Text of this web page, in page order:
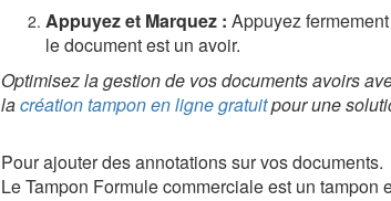
Appuyez et Marquez : Appuyez
le document est un avoir.
Optimisez la gestion de vos documents avoirs
lacréation tampon en ligne gratuitpour une
Pour ajouter des annotations sur vos documents.
Le Tampon Formule commerciale est un